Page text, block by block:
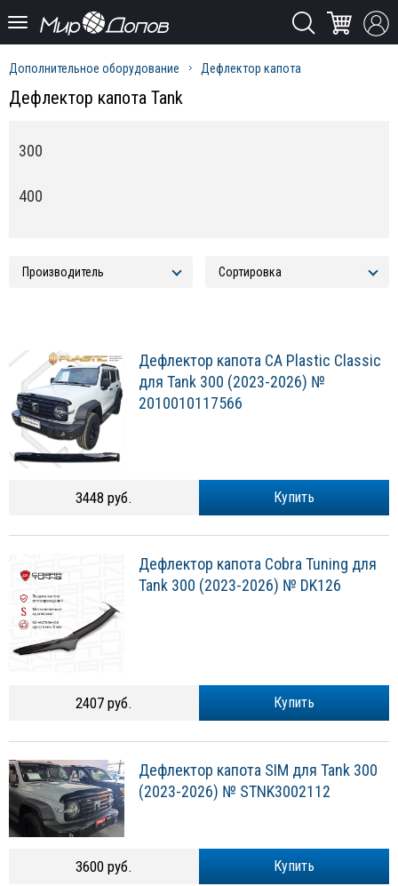
Дополнительное оборудование Дефлектор капота
Дефлектор капота Tank
300
400
Дефлектор капота CA Plastic Classic
для Tank 300 (2023-2026) №
2010010117566
Купить
3448 руб.
Дефлектор капота Cobra Tuning для
Tank 300 (2023-2026) № DK126
Купить
2407 руб.
Дефлектор капота SIM для Tank 300
(2023-2026) № STNK3002112
Купить
3600 руб.